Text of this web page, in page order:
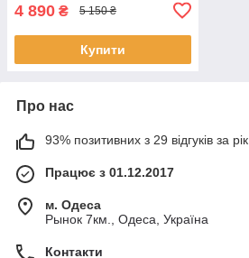
4 890 ₴ 5 150 ₴
Купити
Про нас
93% позитивних з 29 відгуків за рік
Працює з 01.12.2017
м. Одеса
Рынок 7км., Одеса, Україна
Контакти